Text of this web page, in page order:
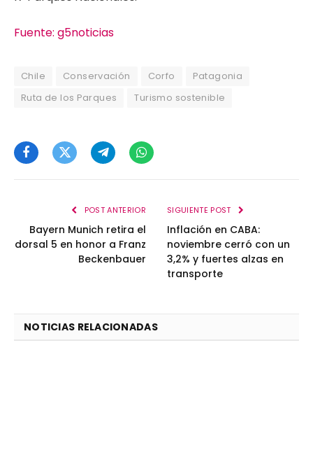
Fuente: g5noticias
Chile Conservación Corfo
Patagonia
Ruta de los Parques
Turismo sostenible
FacebookTwitterTelegramWhatsApp
POST ANTERIOR
Bayern Munich retira el
dorsal 5 en honor a Franz
Beckenbauer
SIGUIENTE POST
Inflación en CABA:
noviembre cerró con un
3,2% y fuertes alzas en
transporte
NOTICIAS RELACIONADAS